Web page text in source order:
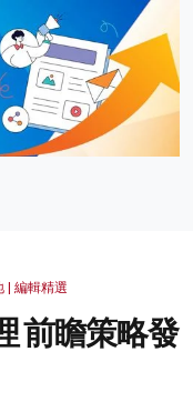
| 編輯精選
前瞻策略發